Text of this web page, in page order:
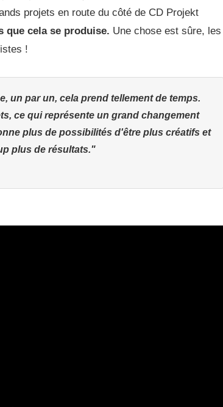
projets en route du côté de CD Projekt
que cela se produise. Une chose est sûre, les
!
un par un, cela prend tellement de temps.
ce qui représente un grand changement
plus de possibilités d'être plus créatifs et
plus de résultats."